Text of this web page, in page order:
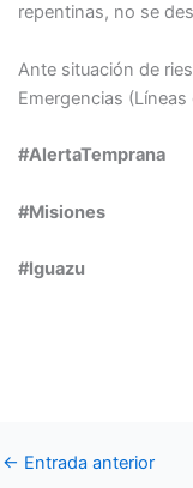
repentinas, no se
Ante situación de
Emergencias (Líneas
#AlertaTemprana
#Misiones
#Iguazu
← Entrada anterior